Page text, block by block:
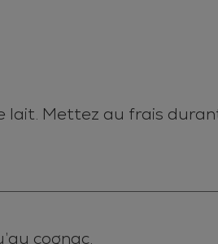
lait. Mettez au frais
cognac.